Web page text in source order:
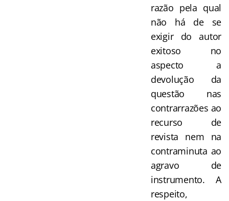
razão pela qual
não há de se
exigir do autor
exitoso no
aspecto a
devolução da
questão nas
contrarrazões ao
recurso de
revista nem na
contraminuta ao
agravo de
instrumento. A
respeito,